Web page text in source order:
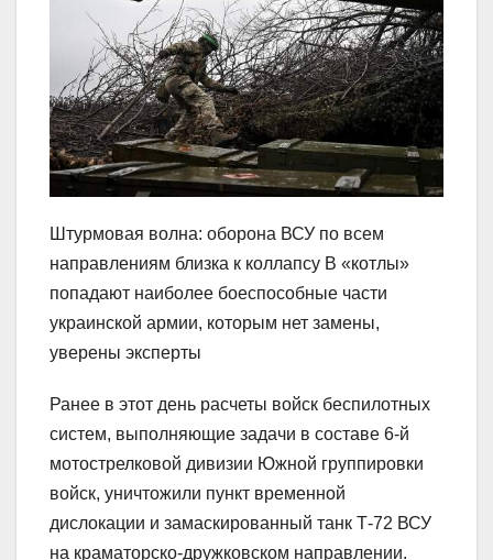
Штурмовая волна: оборона ВСУ по всем
направлениям близка к коллапсу В «котлы»
попадают наиболее боеспособные части
украинской армии, которым нет замены,
уверены эксперты
Ранее в этот день расчеты войск беспилотных
систем, выполняющие задачи в составе 6-й
мотострелковой дивизии Южной группировки
войск, уничтожили пункт временной
дислокации и замаскированный танк Т-72 ВСУ
на краматорско-дружковском направлении.